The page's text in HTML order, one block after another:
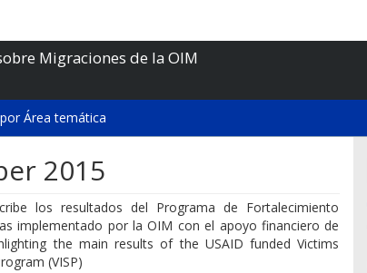
Migraciones de la OIM
Área temática
2015
los resultados del Programa de Fortalecimiento
implementado por la OIM con el apoyo financiero de
the main results of the USAID funded Victims
(VISP)